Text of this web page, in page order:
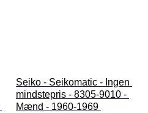
Seiko - Seikomatic - Ingen
mindstepris - 8305-9010 -
Mænd - 1960-1969